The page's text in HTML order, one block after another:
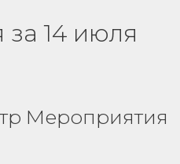
14 июля
Мероприятия